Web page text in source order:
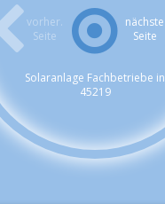
vorher.
Seite
nächste
Seite
Solaranlage Fachbetriebe in
45219